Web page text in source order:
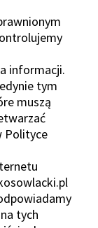
informacji.
tym
muszą
Polityce
tych